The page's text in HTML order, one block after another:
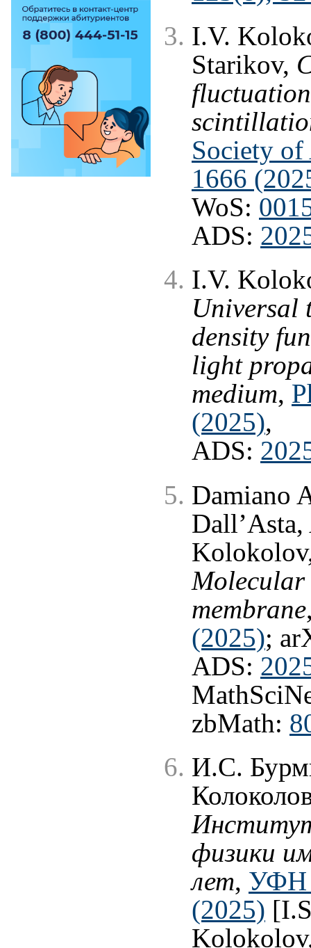
I.V.
Starikov,
Society of
1666
WoS:
ADS:
I.V.
Universal
density
light
medium,
(2025),
ADS:
Damiano
membrane
(2025);
ADS:
zbMath:
И.С.
физики
лет, УФН
(2025)